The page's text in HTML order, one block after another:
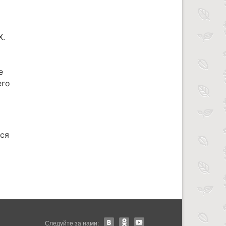
Следуйте за нами: